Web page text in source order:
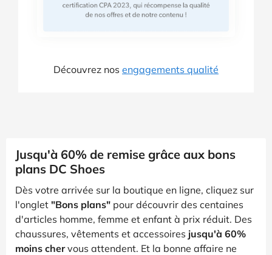
Découvrez nos engagements qualité
Jusqu'à 60% de remise grâce aux bons
plans DC Shoes
Dès votre arrivée sur la boutique en ligne, cliquez sur
l'onglet "Bons plans" pour découvrir des centaines
d'articles homme, femme et enfant à prix réduit. Des
chaussures, vêtements et accessoires jusqu'à 60%
moins chervous attendent. Et la bonne affaire ne